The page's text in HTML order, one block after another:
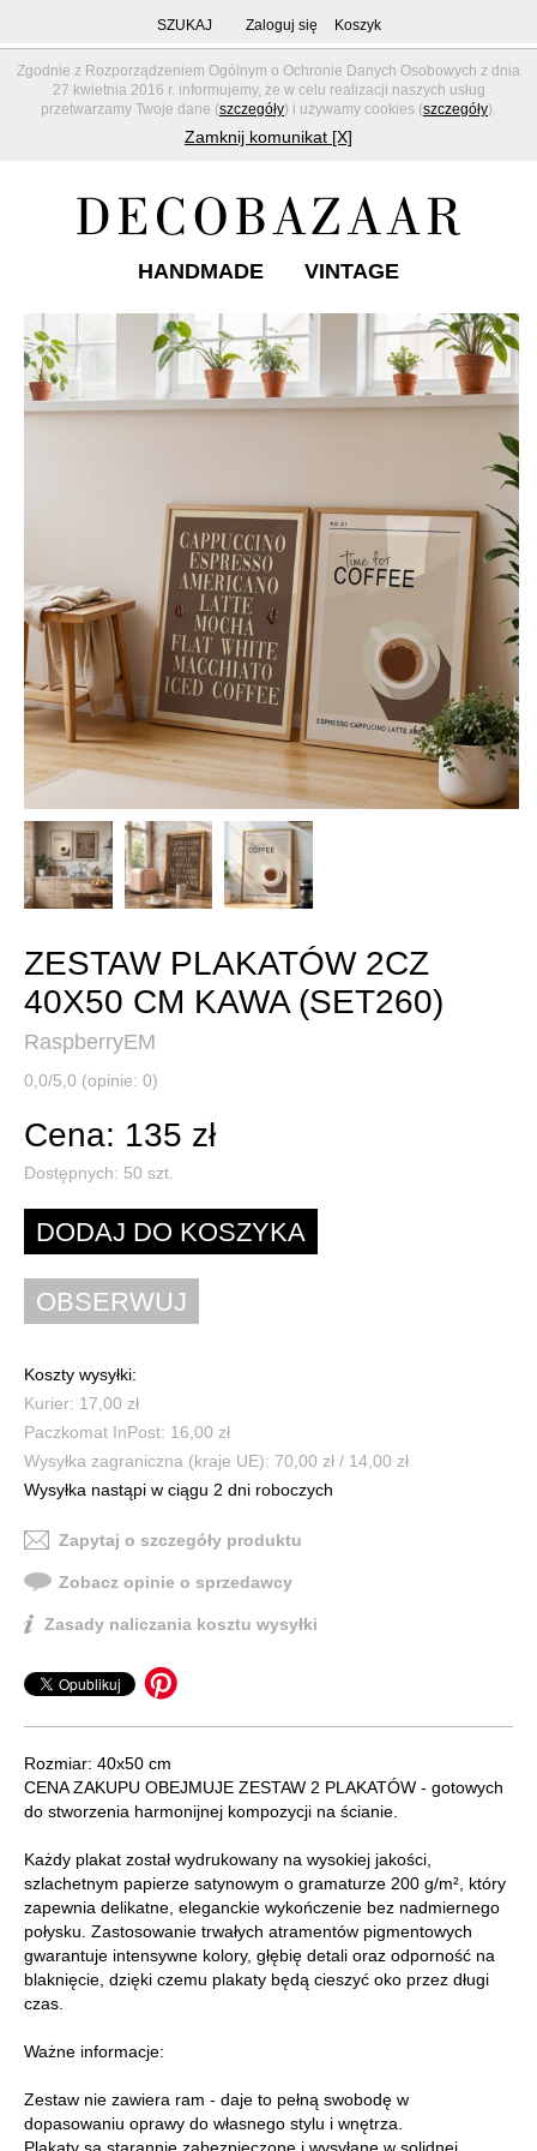
Zgodnie z Rozporządzeniem Ogólnym o Ochronie Danych Osobowych z dnia
27 kwietnia 2016 r. informujemy, że w celu realizacji naszych usług
przetwarzamy Twoje dane (szczegóły) i używamy cookies (szczegóły).
Zamknij komunikat [X]
SZUKAJ Zaloguj się Koszyk
HANDMADE VINTAGE
ZESTAW PLAKATÓW 2CZ
40X50 CM KAWA (SET260)
RaspberryEM
0,0/5,0 (opinie: 0)
Cena: 135 zł
Dostępnych: 50 szt.
Koszty wysyłki:
Kurier: 17,00 zł
Paczkomat InPost: 16,00 zł
Wysyłka zagraniczna (kraje UE): 70,00 zł / 14,00 zł
Wysyłka nastąpi w ciągu 2 dni roboczych
Zapytaj o szczegóły produktu
Zobacz opinie o sprzedawcy
Zasady naliczania kosztu wysyłki
Rozmiar: 40x50 cm
CENA ZAKUPU OBEJMUJE ZESTAW 2 PLAKATÓW - gotowych
do stworzenia harmonijnej kompozycji na ścianie.
Każdy plakat został wydrukowany na wysokiej jakości,
szlachetnym papierze satynowym o gramaturze 200 g/m², który
zapewnia delikatne, eleganckie wykończenie bez nadmiernego
połysku. Zastosowanie trwałych atramentów pigmentowych
gwarantuje intensywne kolory, głębię detali oraz odporność na
blaknięcie, dzięki czemu plakaty będą cieszyć oko przez długi
czas.
Ważne informacje:
Zestaw nie zawiera ram - daje to pełną swobodę w
dopasowaniu oprawy do własnego stylu i wnętrza.